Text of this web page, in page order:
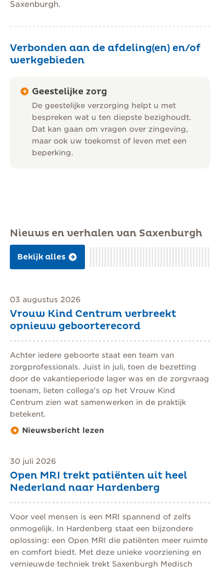
Saxenburgh.
Verbonden aan de afdeling(en) en/of
werkgebieden
Geestelijke zorg
De geestelijke verzorging helpt u met
bespreken wat u ten diepste bezighoudt.
Dat kan gaan om vragen over zingeving,
maar ook uw toekomst of leven met een
beperking.
Nieuws en verhalen van Saxenburgh
Bekijk alles
03 augustus 2026
Vrouw Kind Centrum verbreekt
opnieuw geboorterecord
Achter iedere geboorte staat een team van
zorgprofessionals. Juist in juli, toen de bezetting
door de vakantieperiode lager was en de zorgvraag
toenam, lieten collega's op het Vrouw Kind
Centrum zien wat samenwerken in de praktijk
betekent.
Nieuwsbericht lezen
30 juli 2026
Open MRI trekt patiënten uit heel
Nederland naar Hardenberg
Voor veel mensen is een MRI spannend of zelfs
onmogelijk. In Hardenberg staat een bijzondere
oplossing: een Open MRI die patiënten meer ruimte
en comfort biedt. Met deze unieke voorziening en
vernieuwde techniek trekt Saxenburgh Medisch